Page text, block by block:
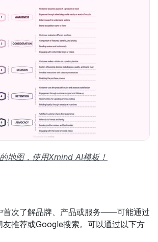
地图，使用Xmind AI模板！
首次了解品牌、产品或服务——可能通过
友推荐或Google搜索。可以通过以下方